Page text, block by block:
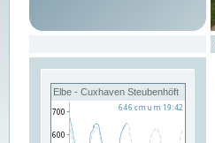
Elbe - Cuxhaven Steubenhöft